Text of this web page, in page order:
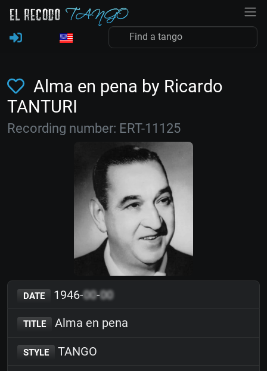
Alma en pena by Ricardo
TANTURI
Recording number: ERT-11125
DATE 1946-00-00
TITLE Alma en pena
STYLE TANGO